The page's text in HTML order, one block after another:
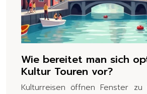
Wie bereitet man sich
Kultur Touren vor?
Kulturreisen öffnen Fenster zu